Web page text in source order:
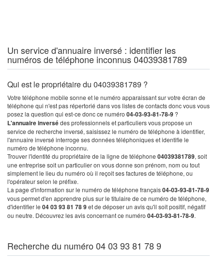
Un service d'annuaire inversé : identifier les
numéros de téléphone inconnus 04039381789
Qui est le propriétaire du 04039381789 ?
Votre téléphone mobile sonne et le numéro apparaissant sur votre écran de
téléphone qui n'est pas répertorié dans vos listes de contacts donc vous vous
posez la question qui est-ce donc ce numéro 04-03-93-81-78-9 ?
L'annuaire inversédes professionnels et particuliers vous propose un
service de recherche inversé, saisissez le numéro de téléphone à identifier,
l'annuaire inversé interroge ses données téléphoniques et identifie le
numéro de téléphone inconnu.
Trouver l'identité du propriétaire de la ligne de téléphone 04039381789, soit
une entreprise soit un particulier on vous donne son prénom, nom ou tout
simplement le lieu du numéro où il reçoit ses factures de téléphone, ou
l'opérateur selon le préfixe.
La page d'information sur le numéro de téléphone français04-03-93-81-78-9
vous permet d'en apprendre plus sur le titulaire de ce numéro de téléphone,
d'identifier le 04 03 93 81 78 9et de déposer un avis qu'il soit positif, négatif
ou neutre. Découvrez les avis concernant ce numéro 04-03-93-81-78-9.
Recherche du numéro 04 03 93 81 78 9